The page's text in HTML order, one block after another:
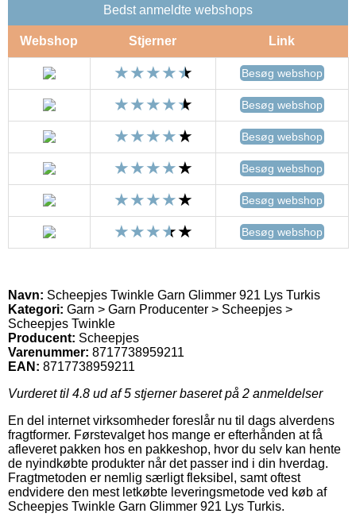
Bedst anmeldte webshops
Webshop Stjerner Link
Besøg webshop
Besøg webshop
Besøg webshop
Besøg webshop
Besøg webshop
Besøg webshop
Navn: Scheepjes Twinkle Garn Glimmer 921 Lys Turkis
Kategori: Garn > Garn Producenter > Scheepjes >
Scheepjes Twinkle
Producent: Scheepjes
Varenummer: 8717738959211
EAN: 8717738959211
Vurderet til 4.8 ud af 5 stjerner baseret på 2 anmeldelser
En del internet virksomheder foreslår nu til dags alverdens
fragtformer. Førstevalget hos mange er efterhånden at få
afleveret pakken hos en pakkeshop, hvor du selv kan hente
de nyindkøbte produkter når det passer ind i din hverdag.
Fragtmetoden er nemlig særligt fleksibel, samt oftest
endvidere den mest letkøbte leveringsmetode ved køb af
Scheepjes Twinkle Garn Glimmer 921 Lys Turkis.